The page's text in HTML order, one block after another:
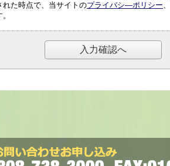
た時点で、当サイトのプライバシ―ポリシー、